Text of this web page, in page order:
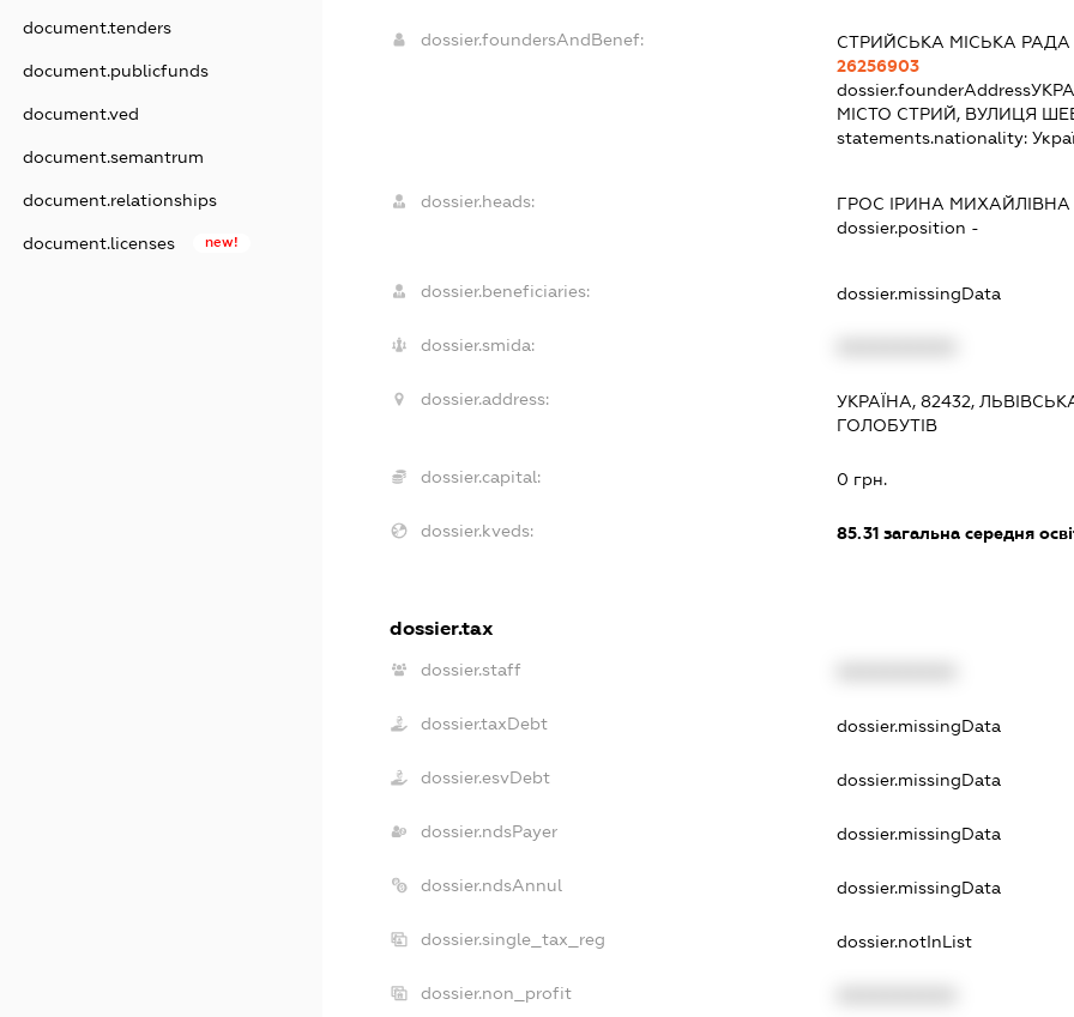
document.tenders
document.publicfunds
document.ved
document.semantrum
document.relationships
document.licenses new!
dossier.foundersAndBenef:
СТРИЙСЬКА МІСЬКА РАДА
26256903
dossier.founderAddress
МІСТО СТРИЙ, ВУЛИЦЯ
statements.nationality:
dossier.heads: ГРОС ІРИНА МИХАЙЛІВНА
dossier.position -
dossier.beneficiaries: dossier.missingData
dossier.smida:
dossier.address:
УКРАЇНА, 82432,
ГОЛОБУТІВ
dossier.capital: 0 грн.
dossier.kveds: 85.31загальна середня
dossier.tax
dossier.staff
dossier.taxDebt dossier.missingData
dossier.esvDebt dossier.missingData
dossier.ndsPayer dossier.missingData
dossier.ndsAnnul dossier.missingData
dossier.single_tax_reg dossier.notInList
dossier.non_profit